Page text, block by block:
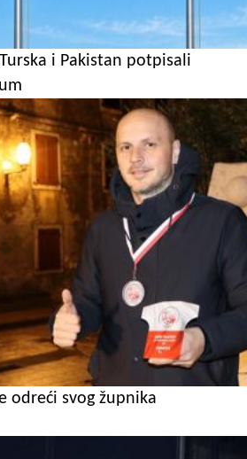
i Pakistan potpisali
odreći svog župnika